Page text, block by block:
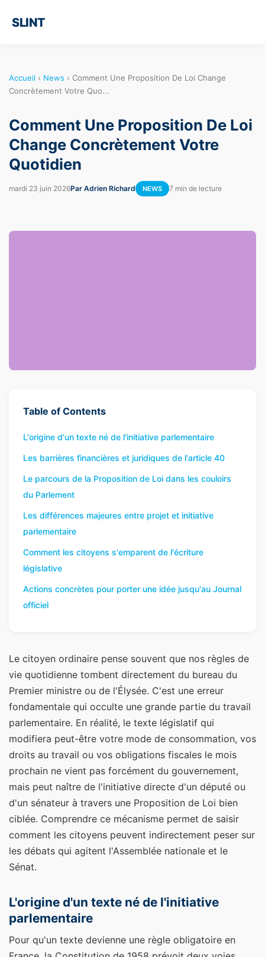
SLINT
Accueil › News › Comment Une Proposition De Loi Change
Concrètement Votre Quo...
Comment Une Proposition De Loi
Change Concrètement Votre
Quotidien
mardi 23 juin 2026Par Adrien Richard NEWS 7 min de lecture
Table of Contents
L'origine d'un texte né de l'initiative parlementaire
Les barrières financières et juridiques de l'article 40
Le parcours de la Proposition de Loi dans les couloirs
du Parlement
Les différences majeures entre projet et initiative
parlementaire
Comment les citoyens s'emparent de l'écriture
législative
Actions concrètes pour porter une idée jusqu'au Journal
officiel
Le citoyen ordinaire pense souvent que nos règles de
vie quotidienne tombent directement du bureau du
Premier ministre ou de l'Élysée. C'est une erreur
fondamentale qui occulte une grande partie du travail
parlementaire. En réalité, le texte législatif qui
modifiera peut-être votre mode de consommation, vos
droits au travail ou vos obligations fiscales le mois
prochain ne vient pas forcément du gouvernement,
mais peut naître de l'initiative directe d'un député ou
d'un sénateur à travers une Proposition de Loi bien
ciblée. Comprendre ce mécanisme permet de saisir
comment les citoyens peuvent indirectement peser sur
les débats qui agitent l'Assemblée nationale et le
Sénat.
L'origine d'un texte né de l'initiative
parlementaire
Pour qu'un texte devienne une règle obligatoire en